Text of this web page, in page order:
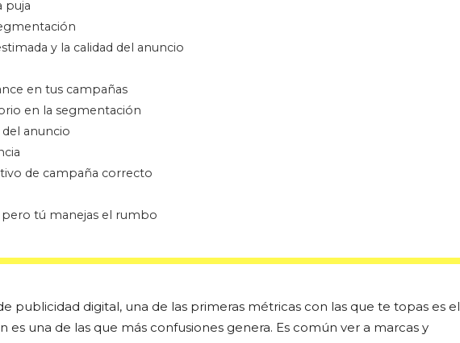
puja
y la calidad del anuncio
en tus campañas
en la segmentación
del anuncio
de campaña correcto
tú manejas el rumbo
publicidad digital, una de las primeras métricas con las que te topas es el
es una de las que más confusiones genera. Es común ver a marcas y